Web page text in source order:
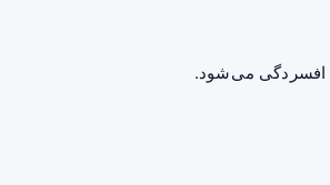
افسردگی می‌شود.